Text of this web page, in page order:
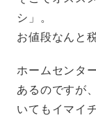
シ」。
お値段なんと
ホームセンタ
あるのですが
いてもイマイ